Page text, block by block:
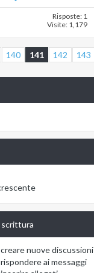
Risposte: 1
Visite: 1,179
140 141 142 143
scrittura
creare nuove discussioni
rispondere ai messaggi